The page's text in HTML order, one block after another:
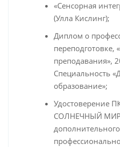
«Сенсорная
(Улла Кислинг);
Диплом о
переподготовке,
преподавания»,
Специальность
образование»;
Удостоверение
СОЛНЕЧНЫЙ МИР»
дополнительного